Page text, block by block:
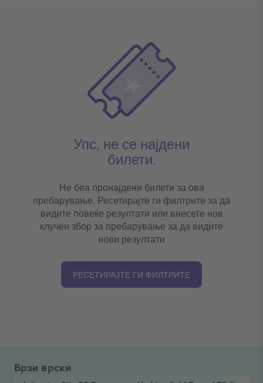
Упс, не се најдени
билети.
Не беа пронајдени билети за ова
пребарување. Ресетирајте ги филтрите за да
видите повеќе резултати или внесете нов
клучен збор за пребарување за да видите
нови резултати
РЕСЕТИРАЈТЕ ГИ ФИЛТРИТЕ
Брзи врски